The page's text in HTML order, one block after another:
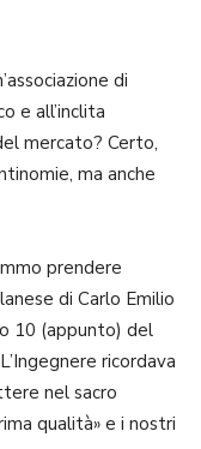
di
e all’inclita
mercato? Certo,
ma anche
prendere
di Carlo Emilio
10 (appunto) del
ricordava
nel sacro
qualità» e i nostri